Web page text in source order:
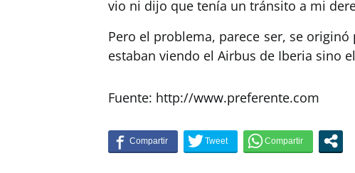
vio ni dijo que tenía un tránsito a mi
Pero el problema, parece ser, se
estaban viendo el Airbus de Iberia sino
Fuente: http://www.preferente.com